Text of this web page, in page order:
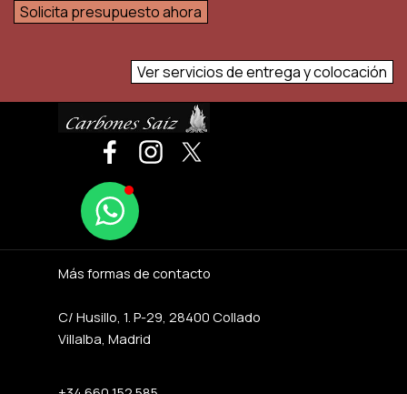
Solicita presupuesto ahora
Ver servicios de entrega y colocación
Más formas de contacto
C/ Husillo, 1. P-29, 28400 Collado
Villalba, Madrid